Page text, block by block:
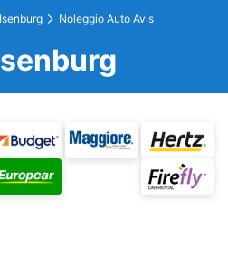
Noleggio Auto Avis